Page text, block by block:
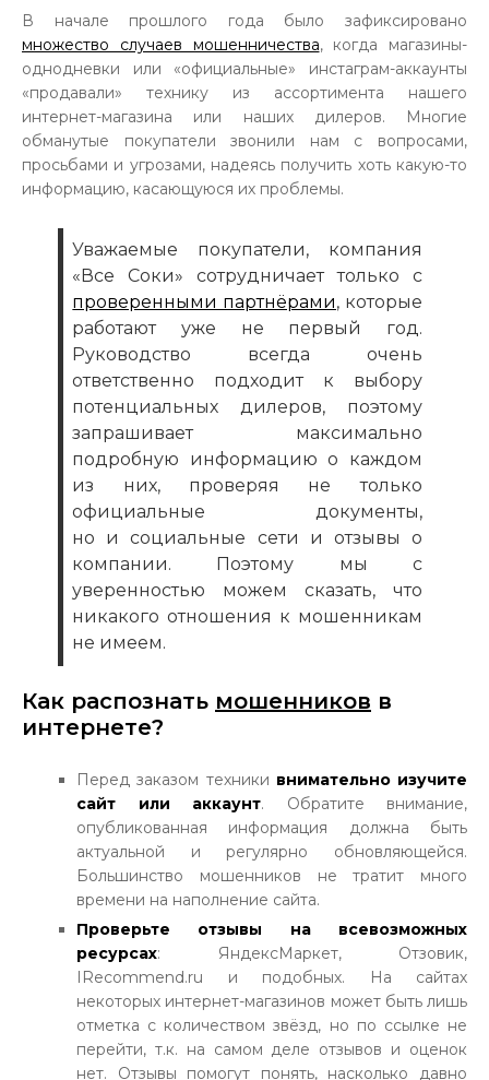
В начале прошлого года было зафиксировано
множество случаев мошенничества, когда магазины-
однодневки или «официальные» инстаграм-аккаунты
«продавали» технику из ассортимента нашего
интернет-магазина или наших дилеров. Многие
обманутые покупатели звонили нам с вопросами,
просьбами и угрозами, надеясь получить хоть какую-то
информацию, касающуюся их проблемы.
Уважаемые покупатели, компания
«Все Соки» сотрудничает только с
проверенными партнёрами, которые
работают уже не первый год.
Руководство всегда очень
ответственно подходит к выбору
потенциальных дилеров, поэтому
запрашивает максимально
подробную информацию о каждом
из них, проверяя не только
официальные документы,
но и социальные сети и отзывы о
компании. Поэтому мы с
уверенностью можем сказать, что
никакого отношения к мошенникам
не имеем.
Как распознать мошенников в
интернете?
Перед заказом техники внимательно изучите
сайт или аккаунт. Обратите внимание,
опубликованная информация должна быть
актуальной и регулярно обновляющейся.
Большинство мошенников не тратит много
времени на наполнение сайта.
Проверьте отзывы на всевозможных
ресурсах: ЯндексМаркет, Отзовик,
IRecommend.ru и подобных. На сайтах
некоторых интернет-магазинов может быть лишь
отметка с количеством звёзд, но по ссылке не
перейти, т.к. на самом деле отзывов и оценок
нет. Отзывы помогут понять, насколько давно